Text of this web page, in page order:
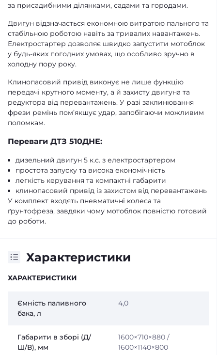
за присадибними ділянками, садами та городами.
Двигун відзначається економною витратою пального та
стабільною роботою навіть за тривалих навантажень.
Електростартер дозволяє швидко запустити мотоблок
у будь-яких погодних умовах, що особливо зручно в
холодну пору року.
Клинопасовий привід виконує не лише функцію
передачі крутного моменту, а й захисту двигуна та
редуктора від перевантажень. У разі заклинювання
фрези ремінь пом’якшує удар, запобігаючи можливим
поломкам.
Переваги ДТЗ 510ДНЕ:
дизельний двигун 5 к.с. з електростартером
простота запуску та висока економічність
легкість керування та компактні габарити
клинопасовий привід із захистом від перевантажень
У комплект входять пневматичні колеса та
ґрунтофреза, завдяки чому мотоблок повністю готовий
до роботи.
Характеристики
ХАРАКТЕРИСТИКИ
Ємність паливного
бака, л
4,0
Габарити в зборі (Д/
Ш/В), мм
1600×710×880 /
1600×1140×800